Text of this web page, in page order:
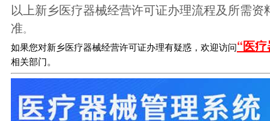
以上新乡医疗器械经营许可证办理流程及所需资
准。
如果您对新乡医疗器械经营许可证办理有疑惑，欢迎访问“医
相关部门。